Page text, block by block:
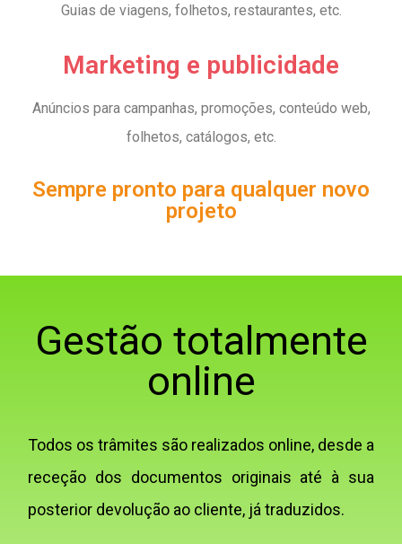
Guias de viagens, folhetos, restaurantes, etc.
Marketing e publicidade
Anúncios para campanhas, promoções, conteúdo web,
folhetos, catálogos, etc.
Sempre pronto para qualquer novo
projeto
Gestão totalmente
online
Todos os trâmites são realizados online, desde a
receção dos documentos originais até à sua
posterior devolução ao cliente, já traduzidos.